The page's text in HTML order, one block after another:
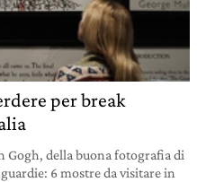
per break
Gogh, della buona fotografia di
6 mostre da visitare in